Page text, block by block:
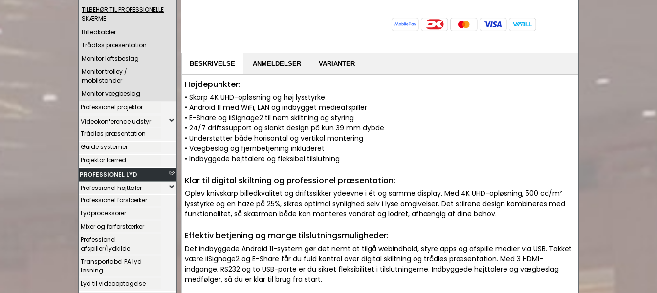
TILBEHØR TIL PROFESSIONELLE
SKÆRME
Billedkabler
Trådløs præsentation
Monitor loftsbeslag
Monitor trolley /
mobilstander
Monitor vægbeslag
Professionel projektor
Videokonference udstyr
Trådløs præsentation
Guide systemer
Projektor lærred
PROFESSIONEL LYD
Professionel højttaler
Professionel forstærker
Lydprocessorer
Mixer og forforstærker
Professionel
afspiller/lydkilde
Transportabel PA lyd
løsning
Lyd til videooptagelse
BESKRIVELSE ANMELDELSER VARIANTER
Højdepunkter:
• Skarp 4K UHD-opløsning og høj lysstyrke
• Android 11 med WiFi, LAN og indbygget medieafspiller
• E-Share og iiSignage2 til nem skiltning og styring
• 24/7 driftssupport og slankt design på kun 39 mm dybde
• Understøtter både horisontal og vertikal montering
• Vægbeslag og fjernbetjening inkluderet
• Indbyggede højttalere og fleksibel tilslutning
Klar til digital skiltning og professionel præsentation:
Oplev knivskarp billedkvalitet og driftssikker ydeevne i ét og samme display. Med 4K UHD-opløsning, 500 cd/m²
lysstyrke og en haze på 25%, sikres optimal synlighed selv i lyse omgivelser. Det stilrene design kombineres med
funktionalitet, så skærmen både kan monteres vandret og lodret, afhængig af dine behov.
Effektiv betjening og mange tilslutningsmuligheder:
Det indbyggede Android 11-system gør det nemt at tilgå webindhold, styre apps og afspille medier via USB. Takket
være iiSignage2 og E-Share får du fuld kontrol over digital skiltning og trådløs præsentation. Med 3 HDMI-
indgange, RS232 og to USB-porte er du sikret fleksibilitet i tilslutningerne. Indbyggede højttalere og vægbeslag
medfølger, så du er klar til brug fra start.